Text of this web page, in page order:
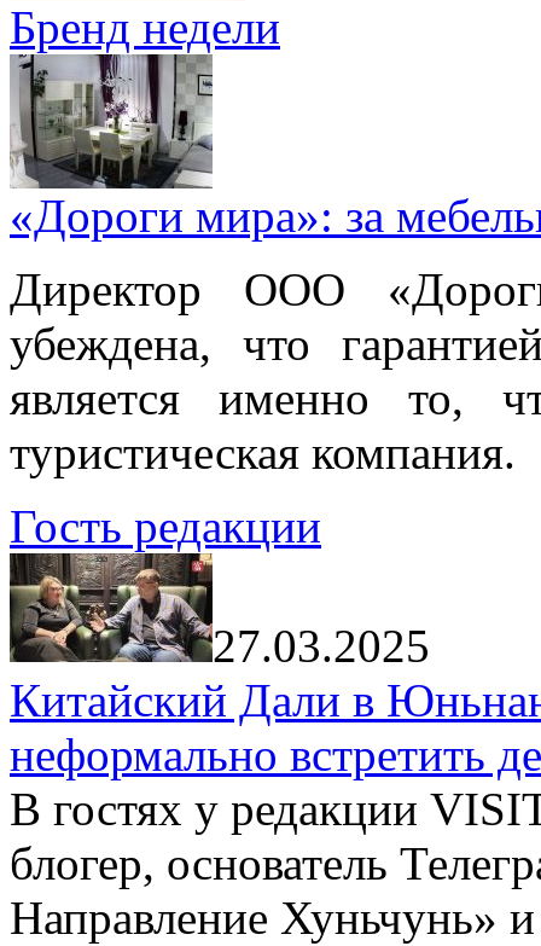
Бренд недели
«Дороги мира»: за
Директор ООО
убеждена, что
является именно то,
туристическая компания.
Гость редакции
27.03.2025
Китайский Дали в
неформально встретить
В гостях у редакции
блогер, основатель
Направление Хуньчунь»